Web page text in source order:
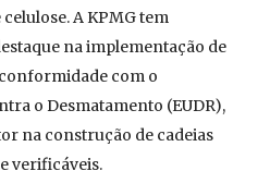
A KPMG tem
na implementação de
com o
o Desmatamento (EUDR),
na construção de cadeias
verificáveis.